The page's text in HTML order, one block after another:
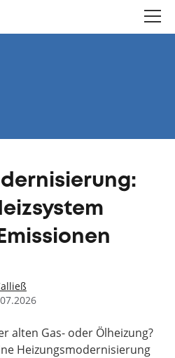
alten Gas- oder Ölheizung?
Heizungsmodernisierung